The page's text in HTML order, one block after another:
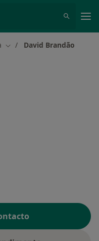
Mudar de cidade
David Brandão